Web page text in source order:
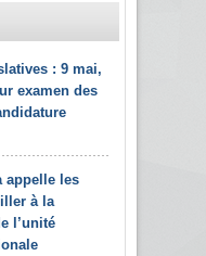
: 9 mai,
examen des
appelle les
à la
l’unité